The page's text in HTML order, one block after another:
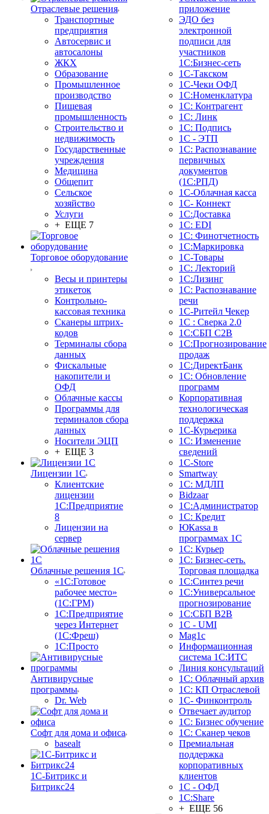
Отраслевые решения
Транспортные
предприятия
Автосервис и
автосалоны
ЖКХ
Образование
Промышленное
производство
Пищевая
промышленность
Строительство и
недвижимость
Государственные
учреждения
Медицина
Общепит
Сельское
хозяйство
Услуги
+ ЕЩЕ 7
Торговое оборудование
Весы и принтеры
этикеток
Контрольно-
кассовая техника
Сканеры штрих-
кодов
Терминалы сбора
данных
Фискальные
накопители и
ОФД
Облачные кассы
Программы для
терминалов сбора
данных
Носители ЭЦП
+ ЕЩЕ 3
Лицензии 1С
Клиентские
лицензии
1С:Предприятие
8
Лицензии на
сервер
Облачные решения 1С
«1C:Готовое
рабочее место»
(1С:ГРМ)
1С:Предприятие
через Интернет
(1С:Фреш)
1С:Просто
Антивирусные
программы
Dr. Web
Софт для дома и офиса
basealt
1С-Битрикс и
Битрикс24
приложение
ЭДО без
электронной
подписи для
участников
1С:Бизнес-сеть
1С-Такском
1С-Чеки ОФД
1С:Номенклатура
1С: Контрагент
1С: Линк
1С: Подпись
1С - ЭТП
1С: Распознавание
первичных
документов
(1С:РПД)
1С-Облачная касса
1С- Коннект
1С:Доставка
1С: EDI
1С: Финотчетность
1С:Маркировка
1С-Товары
1С: Лекторий
1С:Лизинг
1С: Распознавание
речи
1C-Ритейл Чекер
1С : Сверка 2.0
1С:СБП C2B
1С:Прогнозирование
продаж
1С:ДиректБанк
1С: Обновление
программ
Корпоративная
технологическая
поддержка
1С-Курьерика
1С: Изменение
сведений
1C-Store
Smartway
1С: МДЛП
Bidzaar
1С:Администратор
1С: Кредит
ЮКаssа в
программах 1С
1С: Курьер
1С: Бизнес-сеть.
Торговая площадка
1С:Синтез речи
1С:Универсальное
прогнозирование
1С:СБП B2B
1C - UMI
Mag1c
Информационная
система 1С:ИТС
Линия консультаций
1С: Облачный архив
1С: КП Отраслевой
1С- Финконтроль
Отвечает аудитор
1С: Бизнес обучение
1С: Сканер чеков
Премиальная
поддержка
корпоративных
клиентов
1С - ОФД
1С:Share
+ ЕЩЕ 56